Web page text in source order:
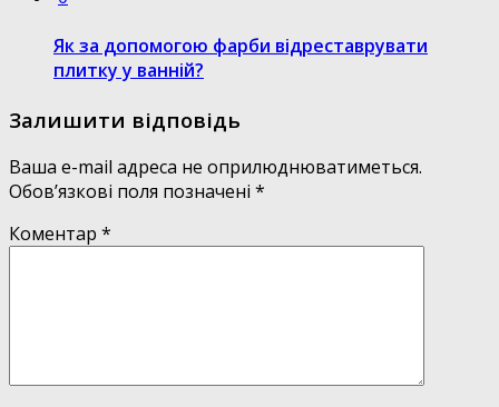
Як за допомогою фарби відреставрувати
плитку у ванній?
Залишити відповідь
Ваша e-mail адреса не оприлюднюватиметься.
Обов’язкові поля позначені *
Коментар *